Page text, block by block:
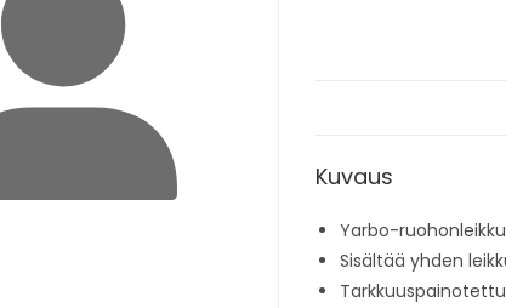
Kuvaus
Yarbo-
Sisältää yhden